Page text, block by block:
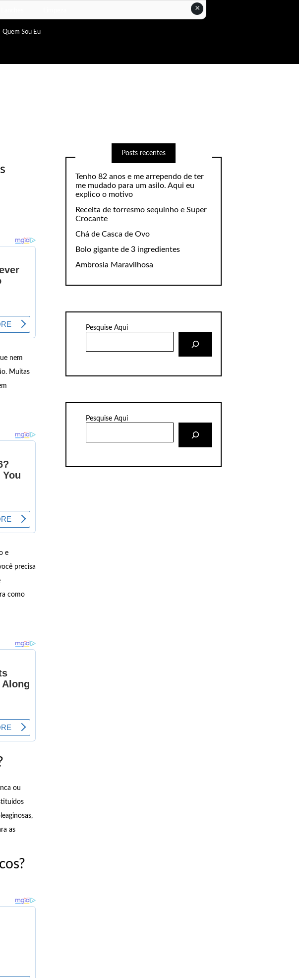
Quem Sou Eu
nem
Muitas
e
precisa
como
ou
as
Posts recentes
Tenho 82 anos e me arrependo de ter
me mudado para um asilo. Aqui eu
explico o motivo
Receita de torresmo sequinho e Super
Crocante
Chá de Casca de Ovo
Bolo gigante de 3 ingredientes
Ambrosia Maravilhosa
Pesquise Aqui
Pesquise Aqui
×